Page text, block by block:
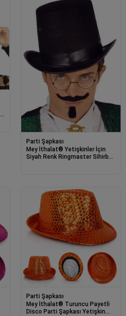
Parti Şapkası
Mey İthalat® Yetişkinler İçin
Siyah Renk Ringmaster Sihirbaz
Parti Şapkası
Mey İthalat® Turuncu Payetli
Disco Parti Şapkası Yetişkin